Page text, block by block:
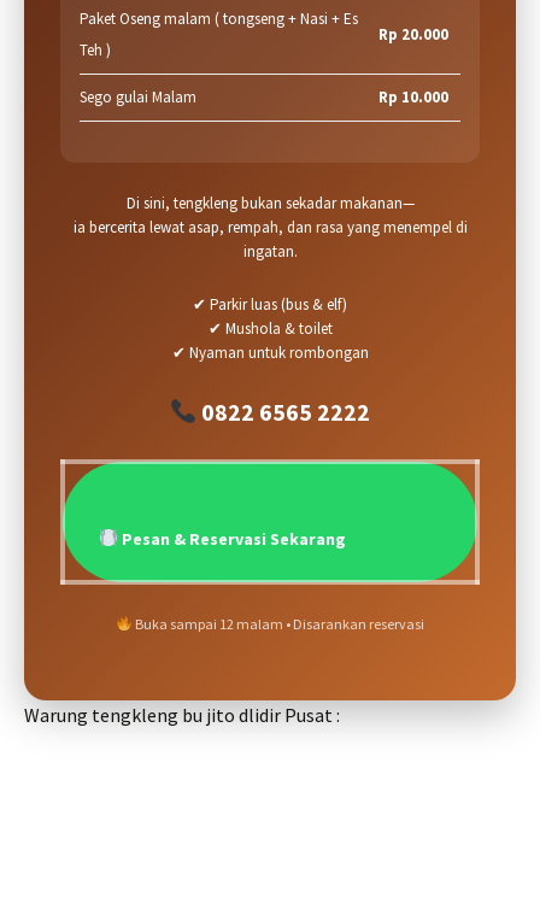
Paket Oseng malam ( tongseng + Nasi + Es
Teh )
Rp 20.000
Sego gulai Malam Rp 10.000
Di sini, tengkleng bukan sekadar makanan—
ia bercerita lewat asap, rempah, dan rasa yang menempel di
ingatan.
✔ Parkir luas (bus & elf)
✔ Mushola & toilet
✔ Nyaman untuk rombongan
0822 6565 2222
Pesan & Reservasi Sekarang
Buka sampai 12 malam • Disarankan reservasi
Warung tengkleng bu jito dlidir Pusat :